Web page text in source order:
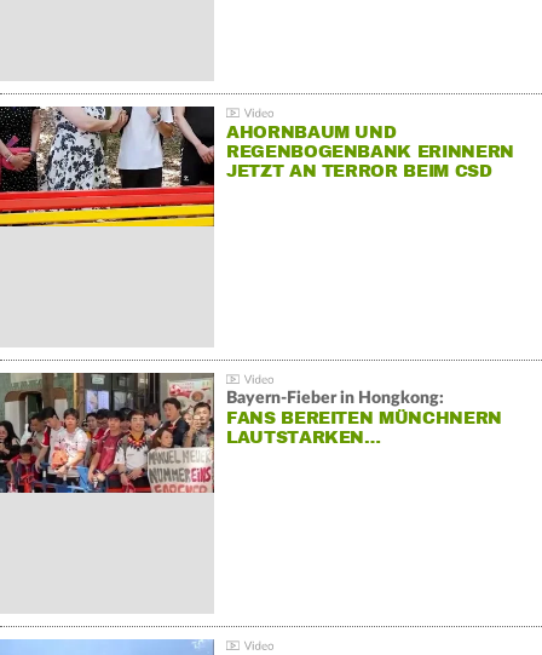
AHORNBAUM UND
REGENBOGENBANK ERINNERN
JETZT AN TERROR BEIM CSD
Bayern-Fieber in Hongkong:
FANS BEREITEN MÜNCHNERN
LAUTSTARKEN…